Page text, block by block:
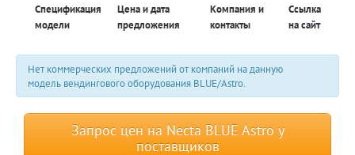
Спецификация
модели
Цена и дата
предложения
Компания и
контакты
Ссылка
на сайт
Нет коммерческих предложений от компаний на данную
модель вендингового оборудования BLUE/Astro.
Запрос цен на Necta BLUE Astro у
поставщиков